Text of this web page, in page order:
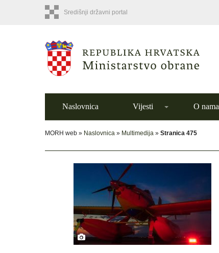
Središnji državni portal
Naslovnica Vijesti O nama
MORH web » Naslovnica » Multimedija » Stranica 475